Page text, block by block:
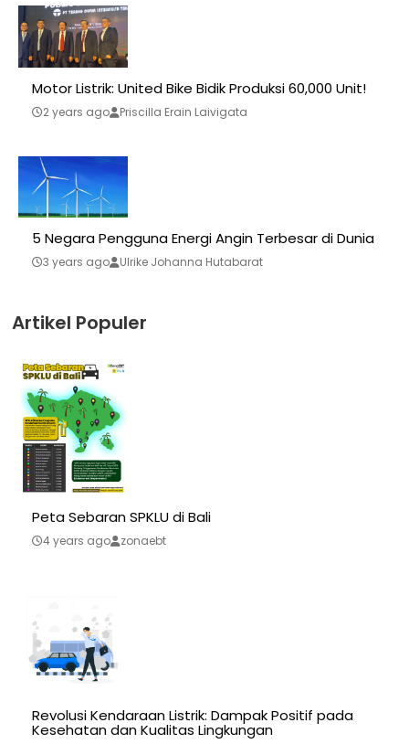
Motor Listrik: United Bike Bidik Produksi 60,000 Unit!
2 years ago Priscilla Erain Laivigata
5 Negara Pengguna Energi Angin Terbesar di Dunia
3 years ago Ulrike Johanna Hutabarat
Artikel Populer
Peta Sebaran SPKLU di Bali
4 years ago zonaebt
Revolusi Kendaraan Listrik: Dampak Positif pada
Kesehatan dan Kualitas Lingkungan